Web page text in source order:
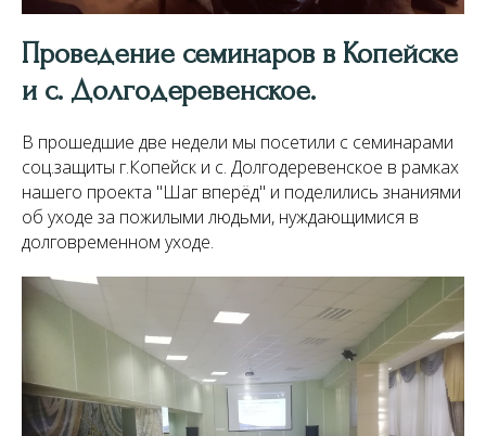
Проведение семинаров в Копейске
и с. Долгодеревенское.
В прошедшие две недели мы посетили с семинарами
соц.защиты г.Копейск и с. Долгодеревенское в рамках
нашего проекта "Шаг вперёд" и поделились знаниями
об уходе за пожилыми людьми, нуждающимися в
долговременном уходе.